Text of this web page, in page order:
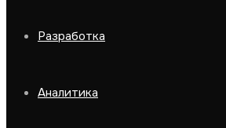
Разработка
Аналитика